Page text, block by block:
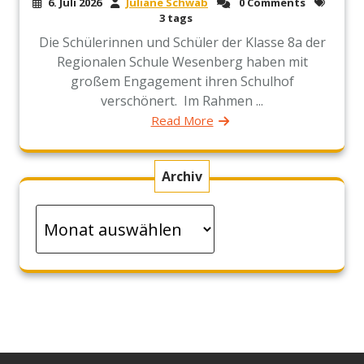
3 tags
Die Schülerinnen und Schüler der Klasse 8a der
Regionalen Schule Wesenberg haben mit
großem Engagement ihren Schulhof
verschönert. Im Rahmen ...
Read More
Archiv